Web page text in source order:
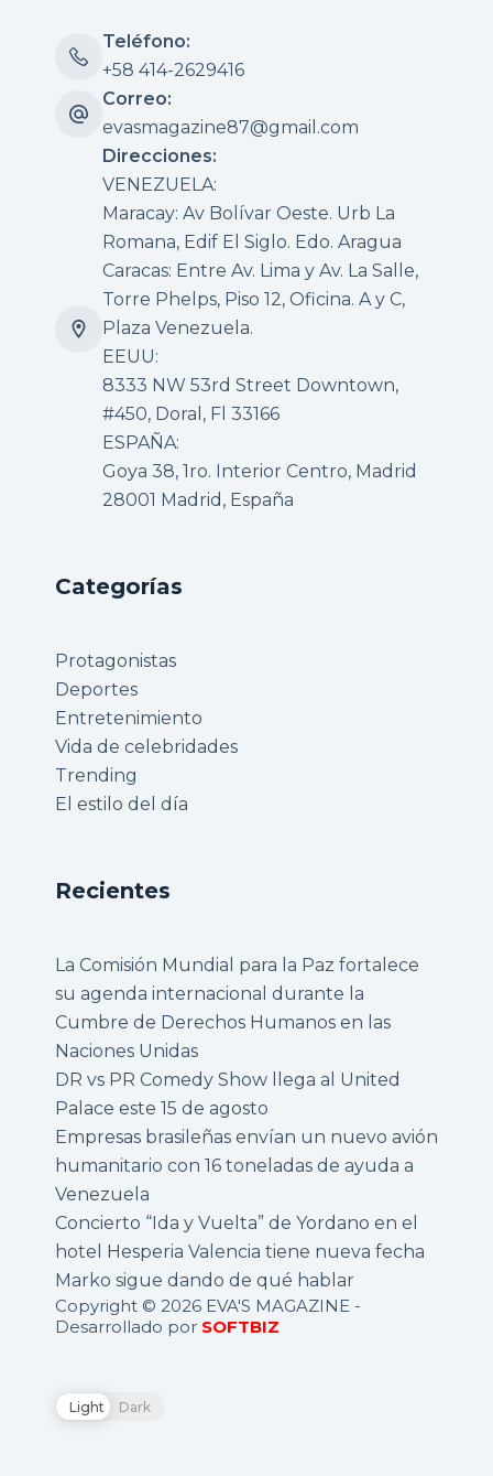
Teléfono:
+58 414-2629416
Correo:
evasmagazine87@gmail.com
Direcciones:
VENEZUELA:
Maracay: Av Bolívar Oeste. Urb La
Romana, Edif El Siglo. Edo. Aragua
Caracas: Entre Av. Lima y Av. La Salle,
Torre Phelps, Piso 12, Oficina. A y C,
Plaza Venezuela.
EEUU:
8333 NW 53rd Street Downtown,
#450, Doral, Fl 33166
ESPAÑA:
Goya 38, 1ro. Interior Centro, Madrid
28001 Madrid, España
Categorías
Protagonistas
Deportes
Entretenimiento
Vida de celebridades
Trending
El estilo del día
Recientes
La Comisión Mundial para la Paz fortalece
su agenda internacional durante la
Cumbre de Derechos Humanos en las
Naciones Unidas
DR vs PR Comedy Show llega al United
Palace este 15 de agosto
Empresas brasileñas envían un nuevo avión
humanitario con 16 toneladas de ayuda a
Venezuela
Concierto “Ida y Vuelta” de Yordano en el
hotel Hesperia Valencia tiene nueva fecha
Marko sigue dando de qué hablar
Copyright © 2026 EVA'S MAGAZINE -
Desarrollado por SOFTBIZ
Light Dark